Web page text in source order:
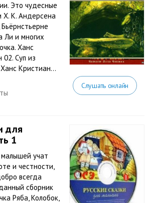
Это чудесные
Х. К. Андерсена
Ли и многих
Ханс
Суп из
Кристиан...
Слушать онлайн
для
1
малышей учат
и честности,
всегда
сборник
Ряба, Колобок,